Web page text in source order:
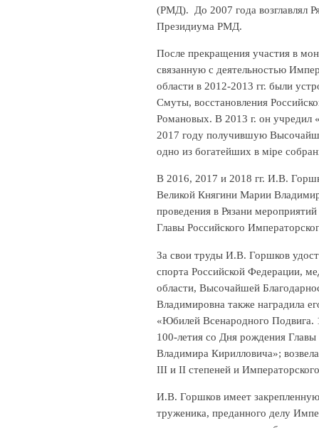
(РМД). До 2007 года возглавлял
Президиума РМД.
После прекращения участия в
связанную с деятельностью
области в 2012-2013 гг. были
Смуты, восстановления
Романовых. В 2013 г. он учредил
2017 году получившую
одно из богатейших в мiре
В 2016, 2017 и 2018 гг. И.В.
Великой Княгини Марии
проведения в Рязани
Главы Российского
За свои труды И.В. Горшков
спорта Российской Федерации,
области, Высочайшей
Владимировна также наградила
«Юбилей Всенародного
100-летия со Дня рождения
Владимира Кирилловича»;
III и II степеней и
И.В. Горшков имеет
труженика, преданного делу